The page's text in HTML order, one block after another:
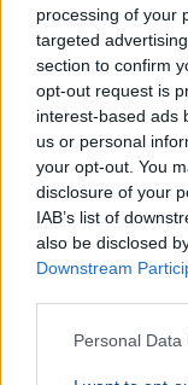
processing of your
targeted
section to confirm
opt-out request is
interest-based ads
us or personal
your opt-out. You
disclosure of your
IAB’s list of
also be disclosed
Downstream
Personal
GAZDASÁG 2026.
Harminc év